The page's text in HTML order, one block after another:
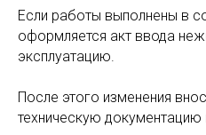
Если работы выполнены в
оформляется акт ввода
эксплуатацию.
После этого изменения
техническую